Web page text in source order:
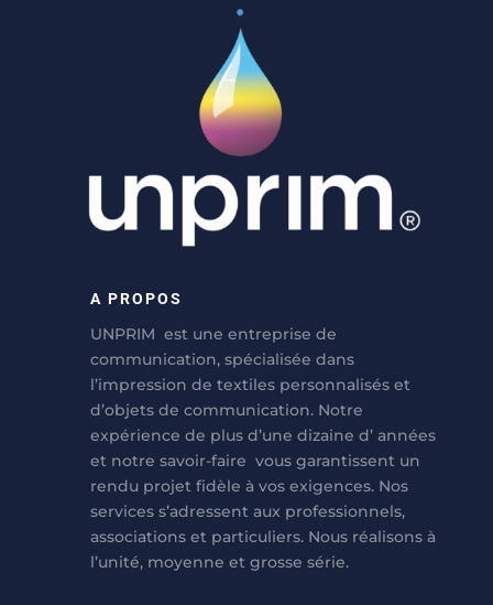
A PROPOS
UNPRIM est une entreprise de
communication, spécialisée dans
l’impression de textiles personnalisés et
d’objets de communication. Notre
expérience de plus d’une dizaine d’ années
et notre savoir-faire vous garantissent un
rendu projet fidèle à vos exigences. Nos
services s’adressent aux professionnels,
associations et particuliers. Nous réalisons à
l’unité, moyenne et grosse série.